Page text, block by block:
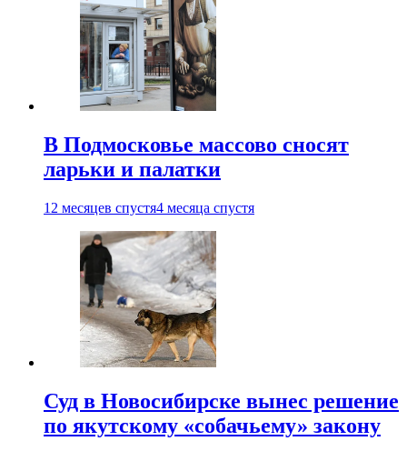
В Подмосковье массово сносят
ларьки и палатки
12 месяцев спустя4 месяца спустя
Суд в Новосибирске вынес решение
по якутскому «собачьему» закону